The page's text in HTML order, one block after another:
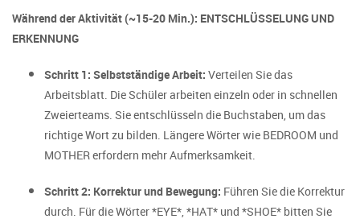
Während der Aktivität (~15-20 Min.): ENTSCHLÜSSELUNG UND
ERKENNUNG
Schritt 1: Selbstständige Arbeit: Verteilen Sie das
Arbeitsblatt. Die Schüler arbeiten einzeln oder in schnellen
Zweierteams. Sie entschlüsseln die Buchstaben, um das
richtige Wort zu bilden. Längere Wörter wie BEDROOM und
MOTHER erfordern mehr Aufmerksamkeit.
Schritt 2: Korrektur und Bewegung: Führen Sie die Korrektur
durch. Für die Wörter *EYE*, *HAT* und *SHOE* bitten Sie